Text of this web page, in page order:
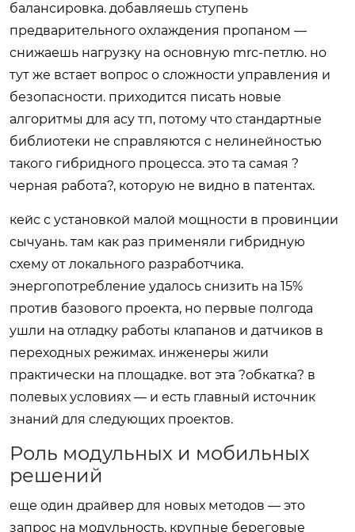
балансировка. добавляешь ступень
предварительного охлаждения пропаном —
снижаешь нагрузку на основную mrc-петлю. но
тут же встает вопрос о сложности управления и
безопасности. приходится писать новые
алгоритмы для асу тп, потому что стандартные
библиотеки не справляются с нелинейностью
такого гибридного процесса. это та самая ?
черная работа?, которую не видно в патентах.
кейс с установкой малой мощности в провинции
сычуань. там как раз применяли гибридную
схему от локального разработчика.
энергопотребление удалось снизить на 15%
против базового проекта, но первые полгода
ушли на отладку работы клапанов и датчиков в
переходных режимах. инженеры жили
практически на площадке. вот эта ?обкатка? в
полевых условиях — и есть главный источник
знаний для следующих проектов.
Роль модульных и мобильных
решений
еще один драйвер для новых методов — это
запрос на модульность. крупные береговые